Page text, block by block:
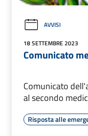
AVVISI
18 SETTEMBRE 2023
Comunicato
Comunicato
al secondo
Risposta alle